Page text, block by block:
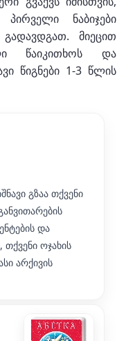
ნაბიჯები
მიეცით
წაიკითხოს და
წიგნები 1-3 წლის
გზაა თქვენი
და
ოჯახის
არქივის